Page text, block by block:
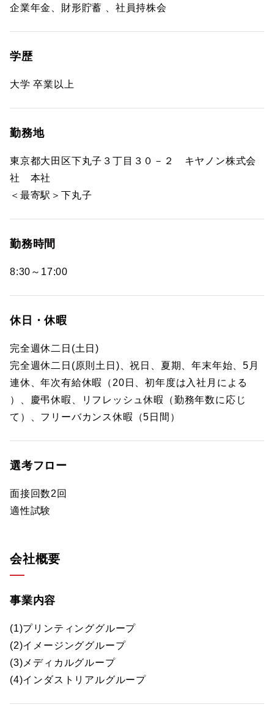
企業年金、財形貯蓄 、社員持株会
学歴
大学 卒業以上
勤務地
東京都大田区下丸子３丁目３０－２ キヤノン株式会
社 本社
＜最寄駅＞下丸子
勤務時間
8:30～17:00
休日・休暇
完全週休二日(土日)
完全週休二日(原則土日)、祝日、夏期、年末年始、5月
連休、年次有給休暇（20日、初年度は入社月による
）、慶弔休暇、リフレッシュ休暇（勤務年数に応じ
て）、フリーバカンス休暇（5日間）
選考フロー
面接回数2回
適性試験
会社概要
事業内容
(1)プリンティンググループ
(2)イメージンググループ
(3)メディカルグループ
(4)インダストリアルグループ